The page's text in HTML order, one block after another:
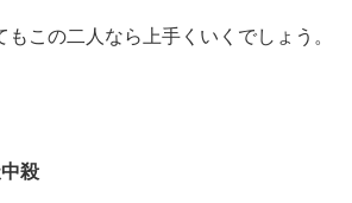
この二人なら上手くいくでしょう。
殺